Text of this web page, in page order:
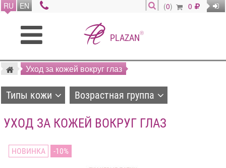
RU EN (0) 0
PLAZAN®
Уход за кожей вокруг глаз
Типы кожи Возрастная группа
УХОД ЗА КОЖЕЙ ВОКРУГ ГЛАЗ
НОВИНКА 10